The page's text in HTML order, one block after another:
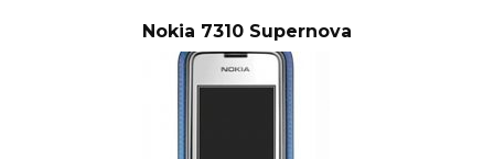
Nokia 7310 Supernova